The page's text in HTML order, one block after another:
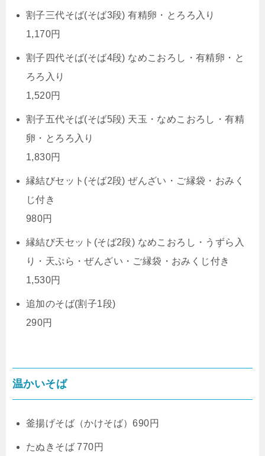
割子三代そば(そば3段) 有精卵・とろろ入り
1,170円
割子四代そば(そば4段) なめこおろし・有精卵・と
ろろ入り
1,520円
割子五代そば(そば5段) 天玉・なめこおろし・有精
卵・とろろ入り
1,830円
縁結びセット(そば2段) ぜんざい・ご縁袋・おみく
じ付き
980円
縁結び天セット(そば2段) なめこおろし・うずら入
り・天ぷら・ぜんざい・ご縁袋・おみくじ付き
1,530円
追加のそば(割子1段)
290円
温かいそば
釜揚げそば（かけそば）690円
たぬきそば 770円